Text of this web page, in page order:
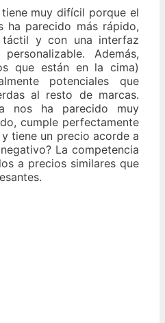
muy difícil porque el
ha parecido más rápido,
táctil y con una interfaz
Además,
que están en la cima)
potenciales que
al resto de marcas.
nos ha parecido muy
cumple perfectamente
tiene un precio acorde a
La competencia
a precios similares que